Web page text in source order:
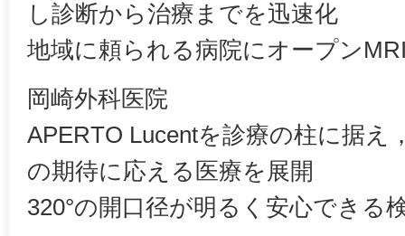
し診断から治療までを迅速化
地域に頼られる病院にオープン
岡崎外科医院
APERTO Lucentを診療の柱に据え
の期待に応える医療を展開
320°の開口径が明るく安心できる